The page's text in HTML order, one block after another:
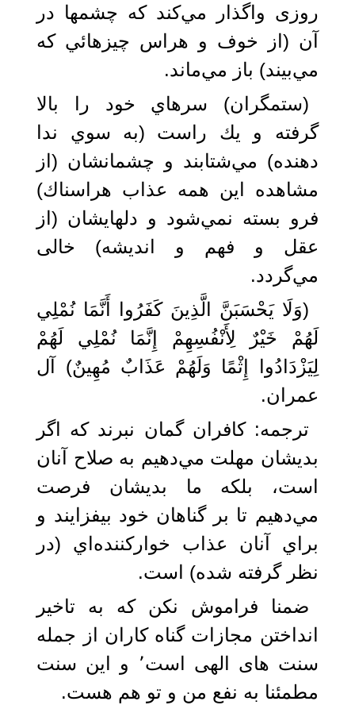
روزی واگذار مي‌كند كه چشمها در
آن (از خوف و هراس چيزهائي كه
مي‌بيند) باز مي‌ماند.
‏(ستمگران) سرهاي خود را بالا
گرفته و يك راست (به سوي ندا
دهنده) مي‌شتابند و چشمانشان (از
مشاهده اين همه عذاب هراسناك)
فرو بسته نمي‌شود و دلهايشان (از
عقل و فهم و انديشه) خالی
مي‌گردد.
(وَلَا يَحْسَبَنَّ الَّذِينَ كَفَرُوا أَنَّمَا نُمْلِي
لَهُمْ خَيْرٌ لِأَنْفُسِهِمْ إِنَّمَا نُمْلِي لَهُمْ
لِيَزْدَادُوا إِثْمًا وَلَهُمْ عَذَابٌ مُهِينٌ) آل
عمران.
‏ترجمه: كافران گمان نبرند كه اگر
بديشان مهلت مي‌دهيم به صلاح آنان
است، بلكه ما بديشان فرصت
مي‌دهيم تا بر گناهان خود بيفزايند و
براي آنان عذاب خواركننده‌اي (در
نظر گرفته شده) است.‏
ضمنا فراموش نکن که به تاخیر
انداختن مجازات گناه کاران از جمله
سنت های الهی است٬ و این سنت
مطمئنا به نفع من و تو هم هست.